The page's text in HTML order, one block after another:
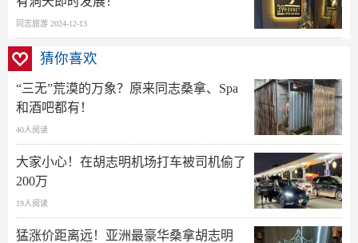
同志旅游 2024-12-13
猜你喜欢
“三无”荒漠的万象？原来同志桑拿、Spa
和酒吧都有！
40人阅读
大家小心！在胡志明机场打车被司机偷了
200万
19人阅读
猛涨价距离远！亚洲最豪华桑拿胡志明